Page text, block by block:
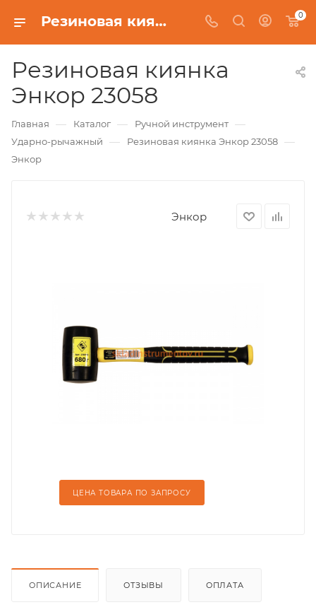
Резиновая киянка Энкор 23058 0
Резиновая киянка
Энкор 23058
Главная — Каталог — Ручной инструмент —
Ударно-рычажный — Резиновая киянка Энкор 23058 —
Энкор
Энкор
ЦЕНА ТОВАРА ПО ЗАПРОСУ
ОПИСАНИЕ ОТЗЫВЫ ОПЛАТА